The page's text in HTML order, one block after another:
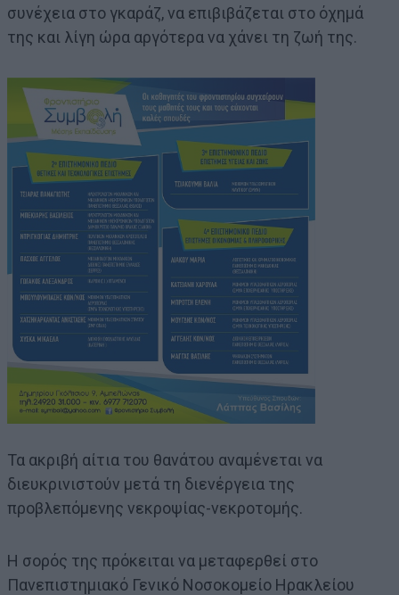
συνέχεια στο γκαράζ, να επιβιβάζεται στο όχημά
της και λίγη ώρα αργότερα να χάνει τη ζωή της.
Τα ακριβή αίτια του θανάτου αναμένεται να
διευκρινιστούν μετά τη διενέργεια της
προβλεπόμενης νεκροψίας-νεκροτομής.
Η σορός της πρόκειται να μεταφερθεί στο
Πανεπιστημιακό Γενικό Νοσοκομείο Ηρακλείου